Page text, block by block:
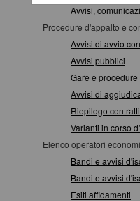
Avvisi,
Procedure d'appalto e
Avvisi di avvio
Avvisi pubblici
Gare e procedure
Avvisi di
Riepilogo
Varianti in corso
Elenco operatori
Bandi e avvisi
Bandi e avvisi
Esiti affidamenti